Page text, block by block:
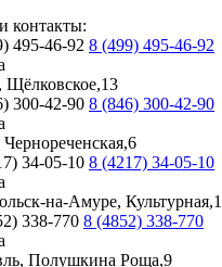
контакты:
8 (499) 495-46-92
Щёлковское,13
8 (846) 300-42-90
8 (4217) 34-05-10
на-Амуре, Культурная,1
8 (4852) 338-770
Полушкина Роща,9